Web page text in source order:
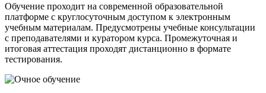
Обучение проходит на современной образовательной
платформе c круглосуточным доступом к электронным
учебным материалам. Предусмотрены учебные консультации
с преподавателями и куратором курса. Промежуточная и
итоговая аттестация проходят дистанционно в формате
тестирования.